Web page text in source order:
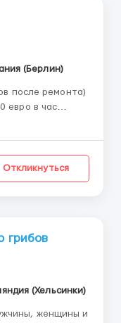
(Берлин)
после ремонта)
по
Откликнуться
грибов
(Хельсинки)